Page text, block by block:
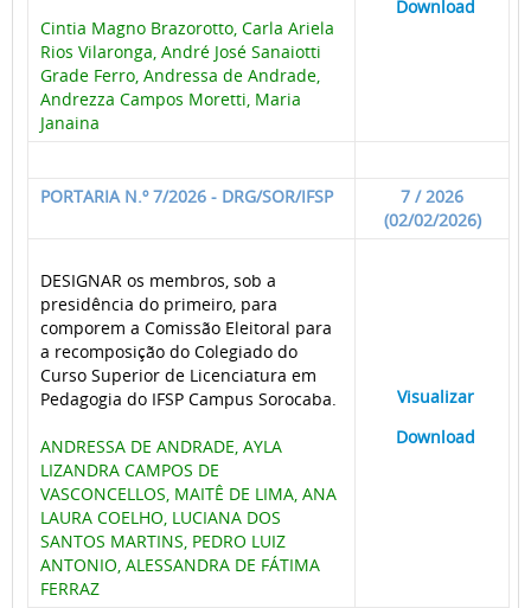
Cintia Magno Brazorotto, Carla Ariela
Rios Vilaronga, André José Sanaiotti
Grade Ferro, Andressa de Andrade,
Andrezza Campos Moretti, Maria
Janaina
Download
PORTARIA N.º 7/2026 - DRG/SOR/IFSP
7 / 2026
(02/02/2026)
DESIGNAR os membros, sob a
presidência do primeiro, para
comporem a Comissão Eleitoral para
a recomposição do Colegiado do
Curso Superior de Licenciatura em
Pedagogia do IFSP Campus Sorocaba.
ANDRESSA DE ANDRADE, AYLA
LIZANDRA CAMPOS DE
VASCONCELLOS, MAITÊ DE LIMA, ANA
LAURA COELHO, LUCIANA DOS
SANTOS MARTINS, PEDRO LUIZ
ANTONIO, ALESSANDRA DE FÁTIMA
FERRAZ
Visualizar
Download